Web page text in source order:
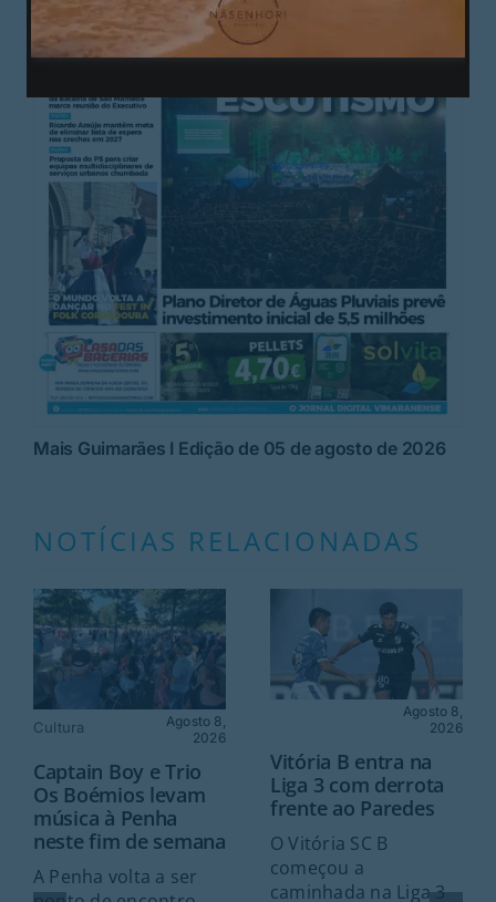
Mais Guimarães I Edição de 05 de agosto de 2026
NOTÍCIAS RELACIONADAS
Cultura
Agosto 8,
2026
Captain Boy e Trio
Os Boémios levam
música à Penha
neste fim de semana
A Penha volta a ser
Agosto 8,
2026
Vitória B entra na
Liga 3 com derrota
frente ao Paredes
O Vitória SC B
começou a
caminhada na Liga 3